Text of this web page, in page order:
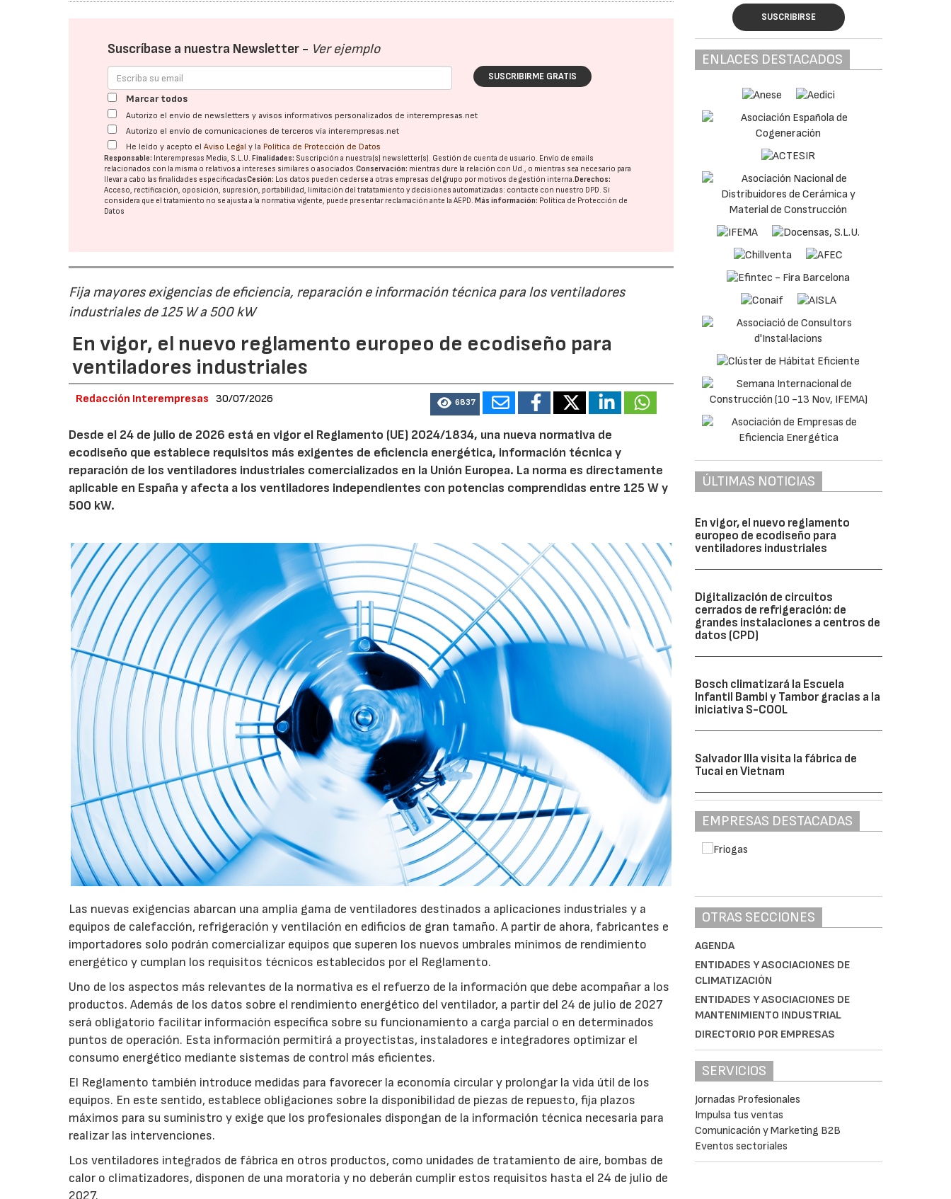
Suscríbase a nuestra Newsletter - Ver ejemplo
SUSCRIBIRME GRATIS
Marcar todos
Autorizo el envío de newsletters y avisos informativos personalizados de interempresas.net
Autorizo el envío de comunicaciones de terceros vía interempresas.net
He leído y acepto elAviso Legal y la Política de Protección de Datos
Responsable: Interempresas Media, S.L.U. Finalidades: Suscripción a nuestra(s) newsletter(s). Gestión de cuenta de usuario. Envío de emails
relacionados con la misma o relativos a intereses similares o asociados.Conservación: mientras dure la relación con Ud., o mientras sea necesario para
llevar a cabo las finalidades especificadasCesión: Los datos pueden cederse a otras empresas del grupo por motivos de gestión interna. Derechos:
Acceso, rectificación, oposición, supresión, portabilidad, limitación del tratatamiento y decisiones automatizadas: contacte con nuestro DPD. Si
considera que el tratamiento no se ajusta a la normativa vigente, puede presentar reclamación ante laAEPD. Más información: Política de Protección de
Datos
Fija mayores exigencias de eficiencia, reparación e información técnica para los ventiladores
industriales de 125 W a 500 kW
En vigor, el nuevo reglamento europeo de ecodiseño para
ventiladores industriales
Redacción Interempresas 30/07/2026 6837
Desde el 24 de julio de 2026 está en vigor el Reglamento (UE) 2024/1834, una nueva normativa de
ecodiseño que establece requisitos más exigentes de eficiencia energética, información técnica y
reparación de los ventiladores industriales comercializados en la Unión Europea. La norma es directamente
aplicable en España y afecta a los ventiladores independientes con potencias comprendidas entre 125 W y
500 kW.
Las nuevas exigencias abarcan una amplia gama de ventiladores destinados a aplicaciones industriales y a
equipos de calefacción, refrigeración y ventilación en edificios de gran tamaño. A partir de ahora, fabricantes e
importadores solo podrán comercializar equipos que superen los nuevos umbrales mínimos de rendimiento
energético y cumplan los requisitos técnicos establecidos por el Reglamento.
Uno de los aspectos más relevantes de la normativa es el refuerzo de la información que debe acompañar a los
productos. Además de los datos sobre el rendimiento energético del ventilador, a partir del 24 de julio de 2027
será obligatorio facilitar información específica sobre su funcionamiento a carga parcial o en determinados
puntos de operación. Esta información permitirá a proyectistas, instaladores e integradores optimizar el
consumo energético mediante sistemas de control más eficientes.
El Reglamento también introduce medidas para favorecer la economía circular y prolongar la vida útil de los
equipos. En este sentido, establece obligaciones sobre la disponibilidad de piezas de repuesto, fija plazos
máximos para su suministro y exige que los profesionales dispongan de la información técnica necesaria para
realizar las intervenciones.
Los ventiladores integrados de fábrica en otros productos, como unidades de tratamiento de aire, bombas de
calor o climatizadores, disponen de una moratoria y no deberán cumplir estos requisitos hasta el 24 de julio de
SUSCRIBIRSE
ENLACES DESTACADOS
ÚLTIMAS NOTICIAS
En vigor, el nuevo reglamento
europeo de ecodiseño para
ventiladores industriales
Digitalización de circuitos
cerrados de refrigeración: de
grandes instalaciones a centros de
datos (CPD)
Bosch climatizará la Escuela
Infantil Bambi y Tambor gracias a la
iniciativa S-COOL
Salvador Illa visita la fábrica de
Tucai en Vietnam
EMPRESAS DESTACADAS
OTRAS SECCIONES
AGENDA
ENTIDADES Y ASOCIACIONES DE
CLIMATIZACIÓN
ENTIDADES Y ASOCIACIONES DE
MANTENIMIENTO INDUSTRIAL
DIRECTORIO POR EMPRESAS
SERVICIOS
Jornadas Profesionales
Impulsa tus ventas
Comunicación y Marketing B2B
Eventos sectoriales